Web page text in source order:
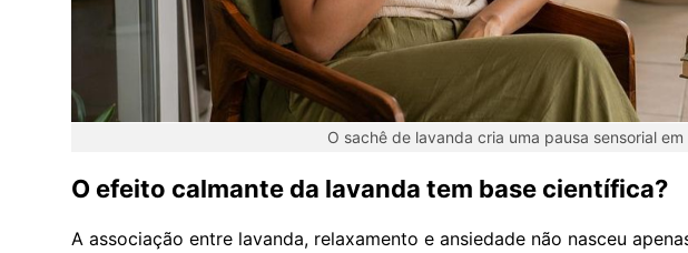
O sachê de lavanda cria uma pausa sensorial
O efeito calmante da lavanda tem base científica?
A associação entre lavanda, relaxamento e ansiedade não nasceu